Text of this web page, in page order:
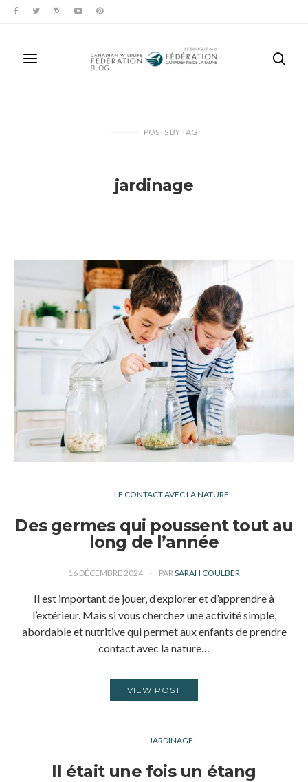
POSTS BYTAG
jardinage
LE CONTACT AVEC LA NATURE
Des germes qui poussent tout au
long de l’année
16 DÉCEMBRE 2024 PAR SARAH COULBER
Il est important de jouer, d’explorer et d’apprendre à
l’extérieur. Mais si vous cherchez une activité simple,
abordable et nutritive qui permet aux enfants de prendre
contact avec la nature…
VIEW POST
JARDINAGE
Il était une fois un étang